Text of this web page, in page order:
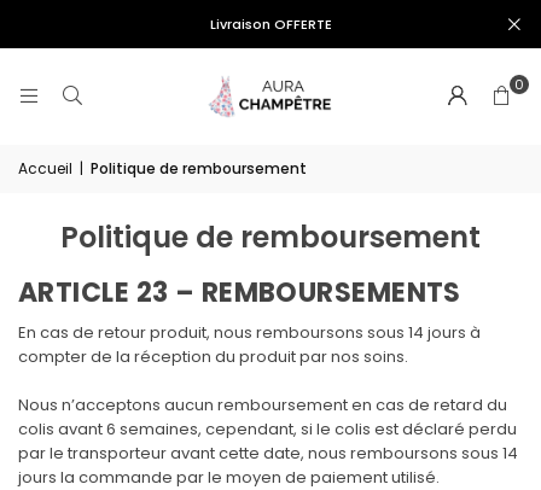
Livraison OFFERTE
0
Accueil | Politique de remboursement
Politique de remboursement
ARTICLE 23 – REMBOURSEMENTS
En cas de retour produit, nous remboursons sous 14 jours à
compter de la réception du produit par nos soins.
Nous n’acceptons aucun remboursement en cas de retard du
colis avant 6 semaines, cependant, si le colis est déclaré perdu
par le transporteur avant cette date, nous remboursons sous 14
jours la commande par le moyen de paiement utilisé.